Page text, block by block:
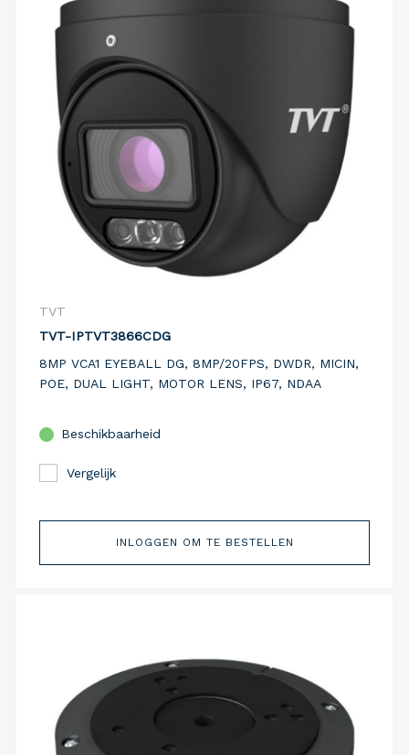
TVT
TVT-IPTVT3866CDG
8MP VCA1 EYEBALL DG, 8MP/20FPS, DWDR, MICIN,
POE, DUAL LIGHT, MOTOR LENS, IP67, NDAA
Beschikbaarheid
Vergelijk
INLOGGEN OM TE BESTELLEN